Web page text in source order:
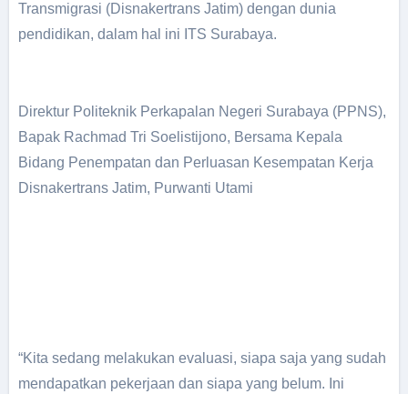
Transmigrasi (Disnakertrans Jatim) dengan dunia
pendidikan, dalam hal ini ITS Surabaya.
Direktur Politeknik Perkapalan Negeri Surabaya (PPNS),
Bapak Rachmad Tri Soelistijono, Bersama Kepala
Bidang Penempatan dan Perluasan Kesempatan Kerja
Disnakertrans Jatim, Purwanti Utami
“Kita sedang melakukan evaluasi, siapa saja yang sudah
mendapatkan pekerjaan dan siapa yang belum. Ini